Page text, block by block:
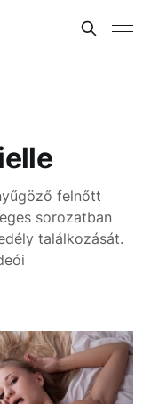
felnőtt
sorozatban
találkozását.